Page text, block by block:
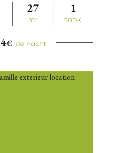
27
M²
1
BADK.
€ de nacht